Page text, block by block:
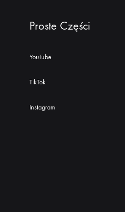
Proste Części
YouTube
TikTok
Instagram